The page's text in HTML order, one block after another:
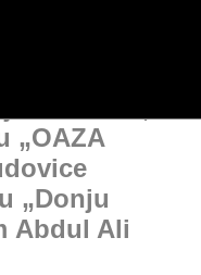
ekipi iz
i HAVC-a,
„OAZA
„Donju
Abdul Ali